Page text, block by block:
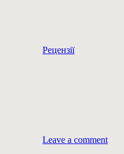
Рецензії
Leave a comment